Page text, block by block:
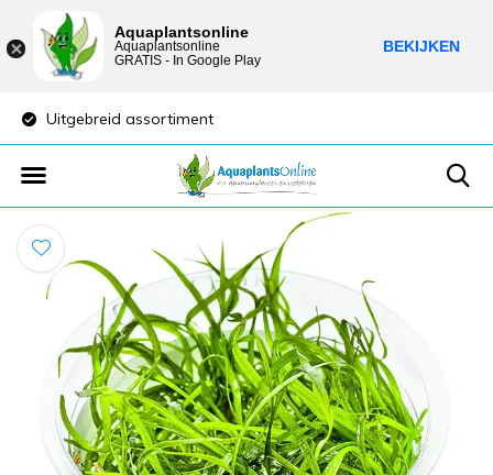
Lage verzendkosten
Aquaplantsonline
Aquaplantsonline
GRATIS - In Google Play
BEKIJKEN